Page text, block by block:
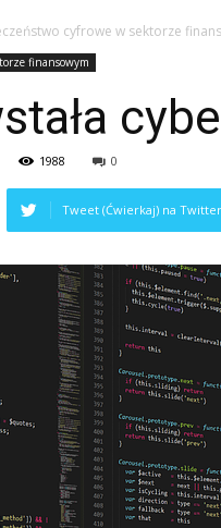
cyfrowe w sektorze
finansowym
1988 0
Tweet (Ćwierkaj) na